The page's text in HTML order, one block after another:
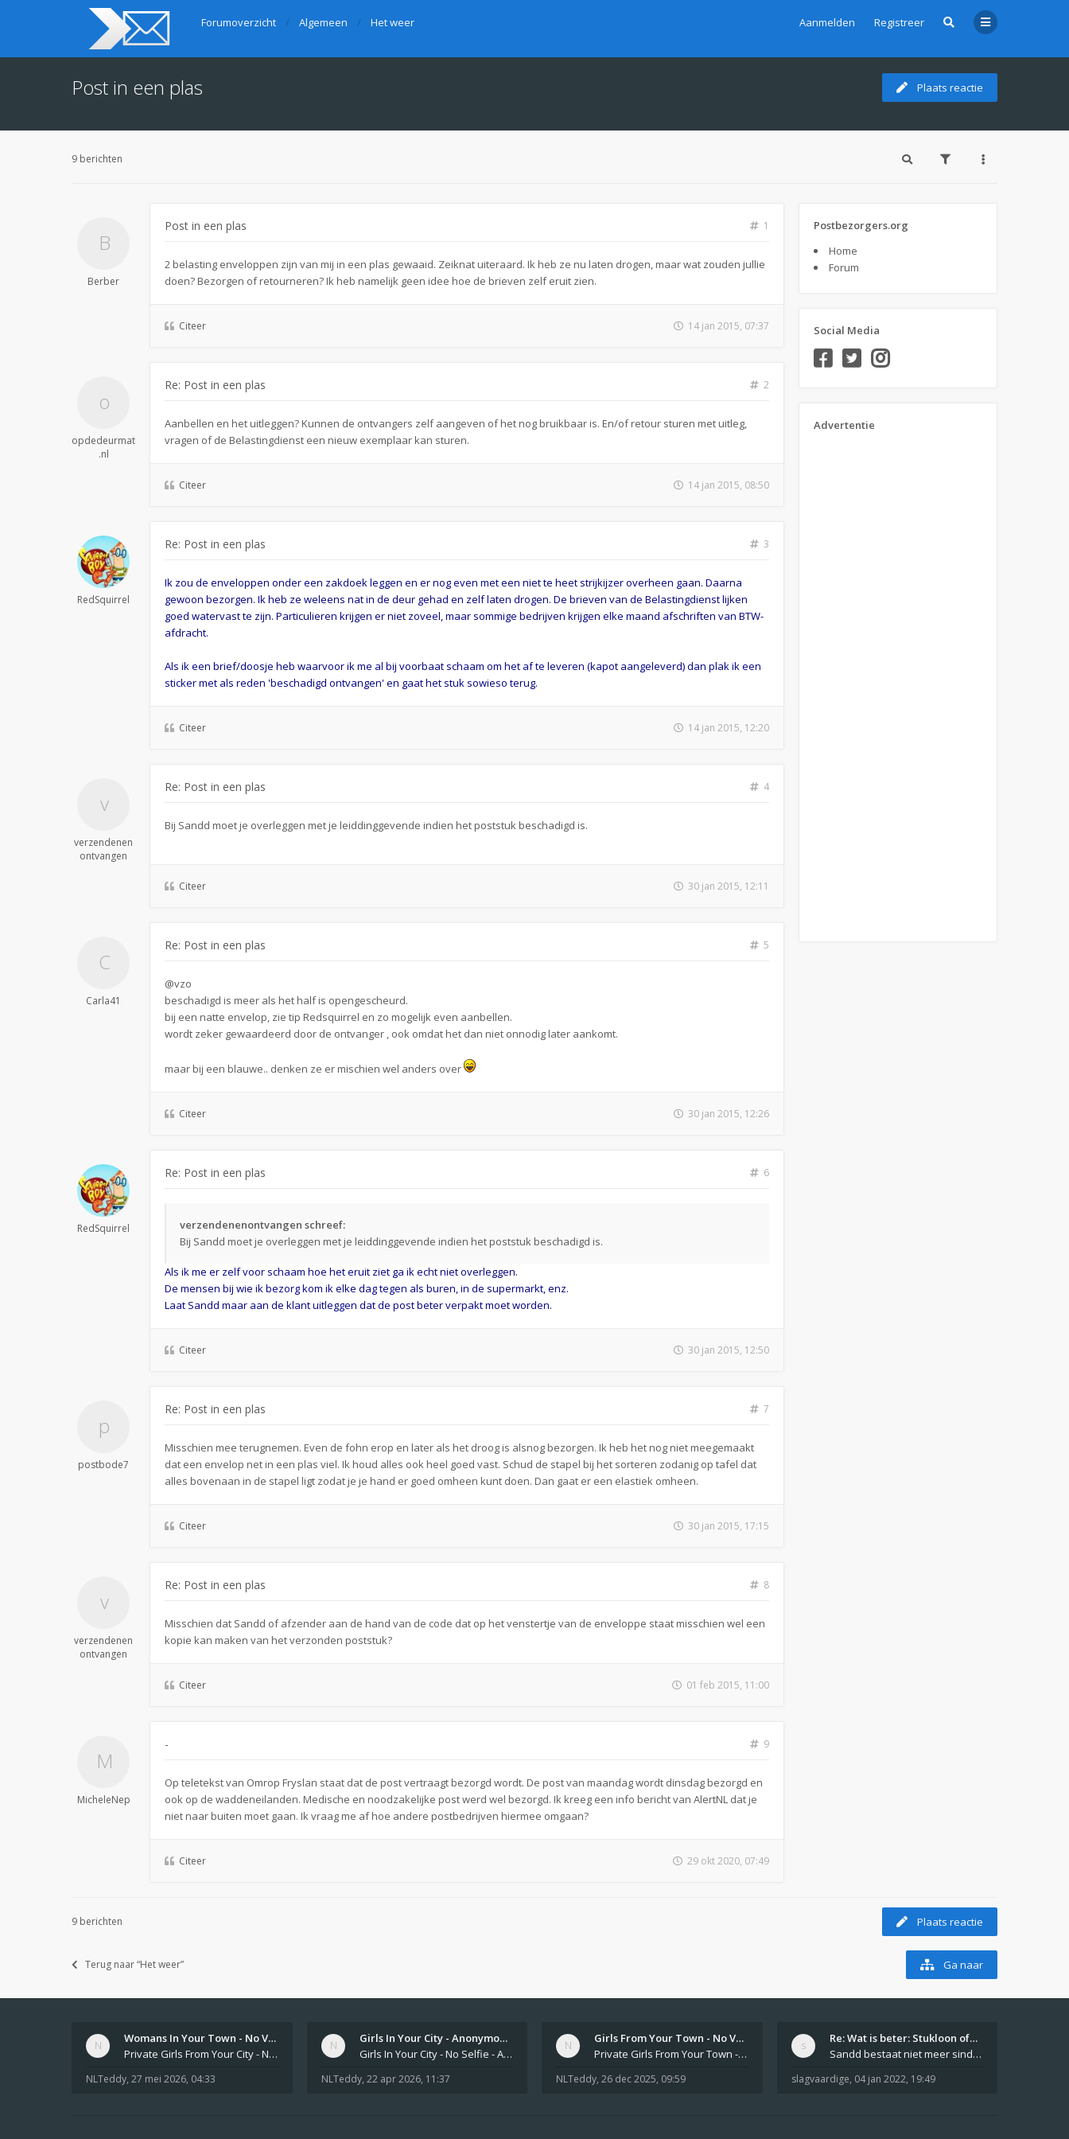
Aanmelden Registreer
Forumoverzicht Algemeen Het weer
Post in een plas Plaats reactie
9 berichten
Berber
Post in een plas 1
2 belasting enveloppen zijn van mij in een plas gewaaid. Zeiknat uiteraard. Ik heb ze nu laten drogen, maar wat zouden jullie
doen? Bezorgen of retourneren? Ik heb namelijk geen idee hoe de brieven zelf eruit zien.
Citeer 14 jan 2015, 07:37
opdedeurmat
.nl
Re: Post in een plas 2
Aanbellen en het uitleggen? Kunnen de ontvangers zelf aangeven of het nog bruikbaar is. En/of retour sturen met uitleg,
vragen of de Belastingdienst een nieuw exemplaar kan sturen.
Citeer 14 jan 2015, 08:50
RedSquirrel
Re: Post in een plas 3
Ik zou de enveloppen onder een zakdoek leggen en er nog even met een niet te heet strijkijzer overheen gaan. Daarna
gewoon bezorgen. Ik heb ze weleens nat in de deur gehad en zelf laten drogen. De brieven van de Belastingdienst lijken
goed watervast te zijn. Particulieren krijgen er niet zoveel, maar sommige bedrijven krijgen elke maand afschriften van BTW-
afdracht.
Als ik een brief/doosje heb waarvoor ik me al bij voorbaat schaam om het af te leveren (kapot aangeleverd) dan plak ik een
sticker met als reden 'beschadigd ontvangen' en gaat het stuk sowieso terug.
Citeer 14 jan 2015, 12:20
verzendenen
ontvangen
Re: Post in een plas 4
Bij Sandd moet je overleggen met je leiddinggevende indien het poststuk beschadigd is.
Citeer 30 jan 2015, 12:11
Carla41
Re: Post in een plas 5
@vzo
beschadigd is meer als het half is opengescheurd.
bij een natte envelop, zie tip Redsquirrel en zo mogelijk even aanbellen.
wordt zeker gewaardeerd door de ontvanger , ook omdat het dan niet onnodig later aankomt.
maar bij een blauwe.. denken ze er mischien wel anders over
Citeer 30 jan 2015, 12:26
RedSquirrel
Re: Post in een plas 6
verzendenenontvangen schreef:
Bij Sandd moet je overleggen met je leiddinggevende indien het poststuk beschadigd is.
Als ik me er zelf voor schaam hoe het eruit ziet ga ik echt niet overleggen.
De mensen bij wie ik bezorg kom ik elke dag tegen als buren, in de supermarkt, enz.
Laat Sandd maar aan de klant uitleggen dat de post beter verpakt moet worden.
Citeer 30 jan 2015, 12:50
postbode7
Re: Post in een plas 7
Misschien mee terugnemen. Even de fohn erop en later als het droog is alsnog bezorgen. Ik heb het nog niet meegemaakt
dat een envelop net in een plas viel. Ik houd alles ook heel goed vast. Schud de stapel bij het sorteren zodanig op tafel dat
alles bovenaan in de stapel ligt zodat je je hand er goed omheen kunt doen. Dan gaat er een elastiek omheen.
Citeer 30 jan 2015, 17:15
verzendenen
ontvangen
Re: Post in een plas 8
Misschien dat Sandd of afzender aan de hand van de code dat op het venstertje van de enveloppe staat misschien wel een
kopie kan maken van het verzonden poststuk?
Citeer 01 feb 2015, 11:00
MicheleNep
- 9
Op teletekst van Omrop Fryslan staat dat de post vertraagt bezorgd wordt. De post van maandag wordt dinsdag bezorgd en
ook op de waddeneilanden. Medische en noodzakelijke post werd wel bezorgd. Ik kreeg een info bericht van AlertNL dat je
niet naar buiten moet gaan. Ik vraag me af hoe andere postbedrijven hiermee omgaan?
Citeer 29 okt 2020, 07:49
Postbezorgers.org
Home
Forum
Social Media
Advertentie
9 berichten Plaats reactie
Terug naar “Het weer” Ga naar
Womans In Your Town - No Veri…
Private Girls From Your City - No Selfie - Anonymous Adult Dating https://privatedates.live Private Girls In Your
NLTeddy, 27 mei 2026, 04:33
Girls In Your City - Anonymou…
Girls In Your City - No Selfie - Anonymous Sex Dating https://SecretPrivat.com Womens In Your Town - Anonymous S
NLTeddy, 22 apr 2026, 11:37
Girls From Your Town - No Ver…
Private Girls From Your Town - No Selfie - Anonymous Casual Dating https://PrivateLadyEscorts.com Private Lady In
NLTeddy, 26 dec 2025, 09:59
Re: Wat is beter: Stukloon of…
Sandd bestaat niet meer sinds 1 feb 2019.
slagvaardige, 04 jan 2022, 19:49